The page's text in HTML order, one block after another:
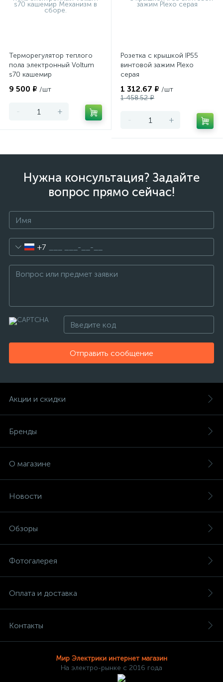
Терморегулятор теплого
пола электронный Voltum
s70 кашемир
9 500 ₽ /шт
- +
Розетка с крышкой IP55
винтовой зажим Plexo
серая
1 312.67 ₽ /шт
1 458.52 ₽
- +
Нужна консультация? Задайте
вопрос прямо сейчас!
+7
Отправить сообщение
Акции и скидки
Бренды
О магазине
Новости
Обзоры
Фотогалерея
Оплата и доставка
Контакты
Мир Электрики интернет магазин
На электро-рынке с 2016 года